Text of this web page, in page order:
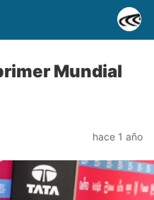
Mundial
hace 1 año